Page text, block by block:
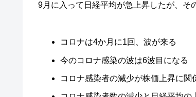
9月に入って日経平均が急上昇したが、そ
コロナは4か月に1回、波が来る
今のコロナ感染の波は6波目になる
コロナ感染者の減少が株価上昇に関